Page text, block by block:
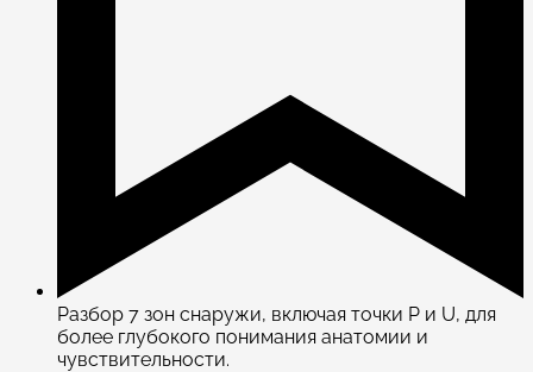
Разбор 7 зон снаружи, включая точки P и U, для
более глубокого понимания анатомии и
чувствительности.